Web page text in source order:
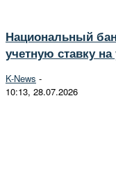
Национальный
учетную ставку
K-News -
10:13, 28.07.2026